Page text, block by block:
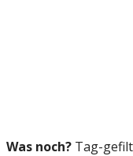
Was noch? Tag-